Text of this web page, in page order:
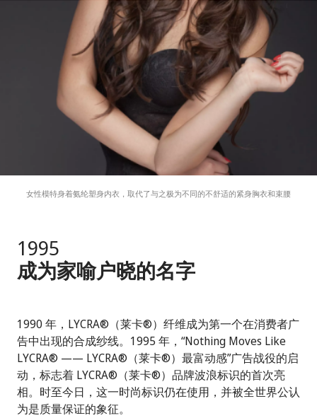
女性模特身着氨纶塑身内衣，取代了与之极为不同的不舒适的紧身胸衣和束腰
1995
成为家喻户晓的名字
1990 年，LYCRA®（莱卡®）纤维成为第一个在消费者广
告中出现的合成纱线。1995 年，“Nothing Moves Like
LYCRA® —— LYCRA®（莱卡®）最富动感”广告战役的启
动，标志着 LYCRA®（莱卡®）品牌波浪标识的首次亮
相。时至今日，这一时尚标识仍在使用，并被全世界公认
为是质量保证的象征。